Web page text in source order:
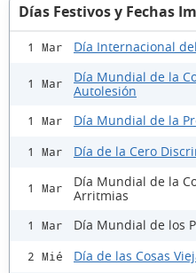
Días Festivos y Fechas
1 Mar Día Internacional
1 Mar
Día Mundial de la
Autolesión
1 Mar Día Mundial de la
1 Mar Día de la Cero
1 Mar
Día Mundial de la
Arritmias
1 Mar Día Mundial de los
2 Mié Día de las Cosas